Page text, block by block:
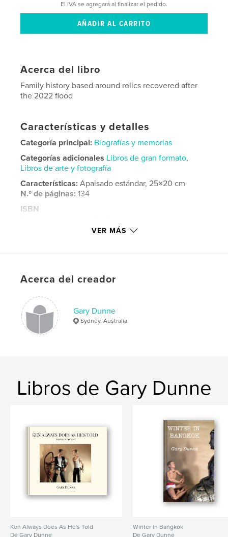
El IVA se agregará al finalizar el pedido.
Acerca del libro
Family history based around relics recovered after
the 2022 flood
Características y detalles
Categoría principal: Biografías y memorias
Categorías adicionales Libros de gran formato,
Libros de arte y fotografía
Características:Apaisado estándar, 25×20 cm
N.º de páginas:134
ISBN
Fecha de publicación:oct. 19, 2025
people , difficult , Biography
VER MÁS
Acerca del creador
Gary Dunne
Sydney, Australia
Libros de Gary Dunne
Ken Always Does As He's Told
De Gary Dunne
Winter in Bangkok
De Gary Dunne